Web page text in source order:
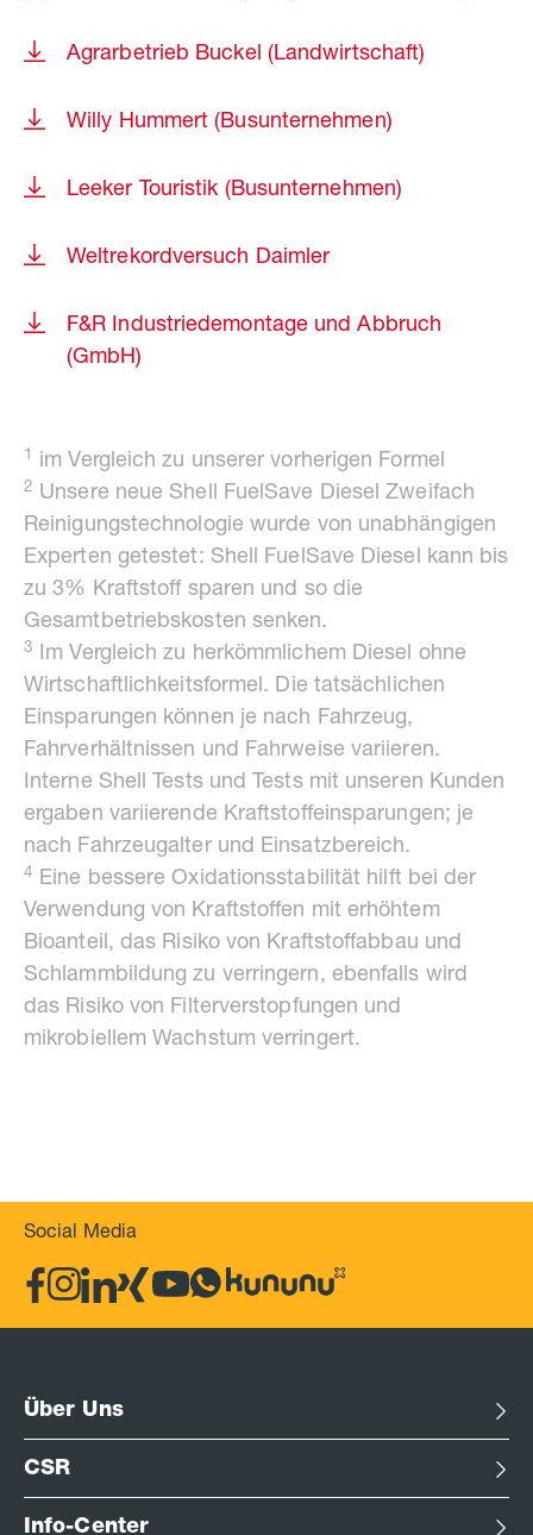
Agrarbetrieb Buckel (Landwirtschaft)
Willy Hummert (Busunternehmen)
Leeker Touristik (Busunternehmen)
Weltrekordversuch Daimler
F&R Industriedemontage und Abbruch
(GmbH)
1 im Vergleich zu unserer vorherigen Formel
2 Unsere neue Shell FuelSave Diesel Zweifach
Reinigungstechnologie wurde von unabhängigen
Experten getestet: Shell FuelSave Diesel kann bis
zu 3% Kraftstoff sparen und so die
Gesamtbetriebskosten senken.
3 Im Vergleich zu herkömmlichem Diesel ohne
Wirtschaftlichkeitsformel. Die tatsächlichen
Einsparungen können je nach Fahrzeug,
Fahrverhältnissen und Fahrweise variieren.
Interne Shell Tests und Tests mit unseren Kunden
ergaben variierende Kraftstoffeinsparungen; je
nach Fahrzeugalter und Einsatzbereich.
4 Eine bessere Oxidationsstabilität hilft bei der
Verwendung von Kraftstoffen mit erhöhtem
Bioanteil, das Risiko von Kraftstoffabbau und
Schlammbildung zu verringern, ebenfalls wird
das Risiko von Filterverstopfungen und
mikrobiellem Wachstum verringert.
Social Media
Über Uns
CSR
Info-Center